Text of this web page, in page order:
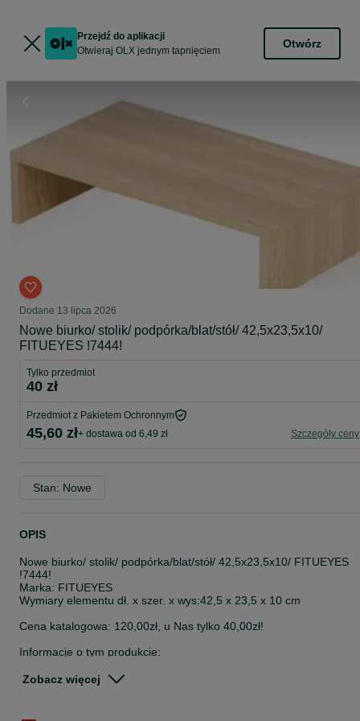
Przejdź do aplikacji
Otwieraj OLX jednym tapnięciem
Otwórz
Dodane 13 lipca 2026
Nowe biurko/ stolik/ podpórka/blat/stół/ 42,5x23,5x10/
FITUEYES !7444!
Tylko przedmiot
40 zł
Przedmiot z Pakietem Ochronnym
45,60 zł+ dostawa od 6,49 zł Szczegóły ceny
Stan: Nowe
OPIS
Nowe biurko/ stolik/ podpórka/blat/stół/ 42,5x23,5x10/ FITUEYES
!7444!
Marka: FITUEYES
Wymiary elementu dł. x szer. x wys:42,5 x 23,5 x 10 cm
Cena katalogowa: 120,00zł, u Nas tylko 40,00zł!
Informacje o tym produkcie:
stojaka pod monitor zapewnia lepszą pozycję wizualną, która
Zobacz więcej